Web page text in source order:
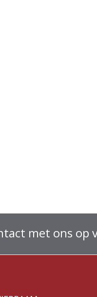
met ons op